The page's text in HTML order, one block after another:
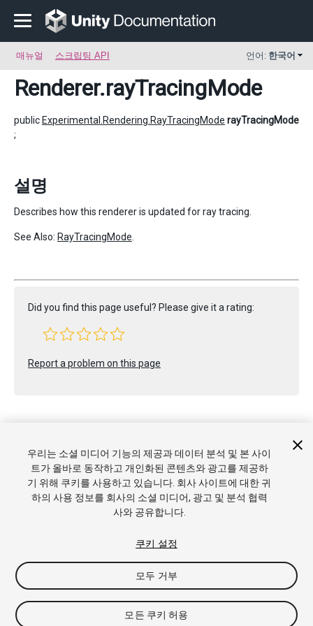
매뉴얼 스크립팅 API 언어: 한국어
Renderer.rayTracingMode
public Experimental.Rendering.RayTracingMode rayTracingMode
;
설명
Describes how this renderer is updated for ray tracing.
See Also: RayTracingMode
Did you find this page useful? Please give it a rating:
Report a problem on this page
Copyright © 2022 Unity Technologies. Publication 2022.2
튜토리얼
커뮤니티 답변 기술 자료 포럼 에셋 스토어
및 이용약관
법률정보 개인정보처리방침 쿠키
내 개인정보 판
쿠키 기본 설정
우리는 소셜 미디어 기능의 제공과 데이터 분석 및 본 사이
트가 올바로 동작하고 개인화된 콘텐츠와 광고를 제공하
기 위해 쿠키를 사용하고 있습니다. 회사 사이트에 대한 귀
하의 사용 정보를 회사의 소셜 미디어, 광고 및 분석 협력
사와 공유합니다.
쿠키 설정
모두 거부
모든 쿠키 허용